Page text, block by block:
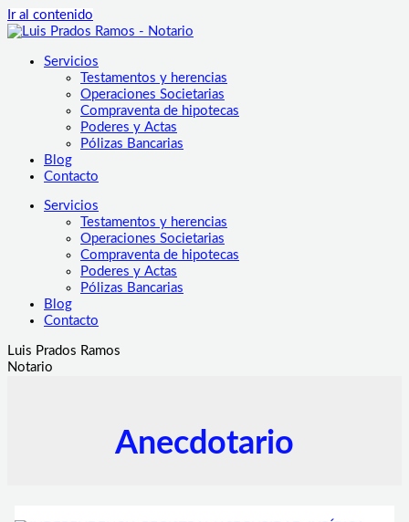
Ir al contenido
Servicios
Testamentos y herencias
Operaciones Societarias
Compraventa de hipotecas
Poderes y Actas
Pólizas Bancarias
Blog
Contacto
Servicios
Testamentos y herencias
Operaciones Societarias
Compraventa de hipotecas
Poderes y Actas
Pólizas Bancarias
Blog
Contacto
Luis Prados Ramos
Notario
Anecdotario